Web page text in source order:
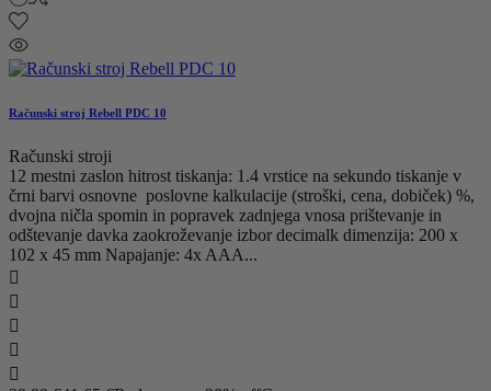
Računski stroj Rebell PDC 10
Računski stroji
12 mestni zaslon hitrost tiskanja: 1.4 vrstice na sekundo tiskanje v
črni barvi osnovne poslovne kalkulacije (stroški, cena, dobiček) %,
dvojna ničla spomin in popravek zadnjega vnosa prištevanje in
odštevanje davka zaokroževanje izbor decimalk dimenzija: 200 x
102 x 45 mm Napajanje: 4x AAA...




